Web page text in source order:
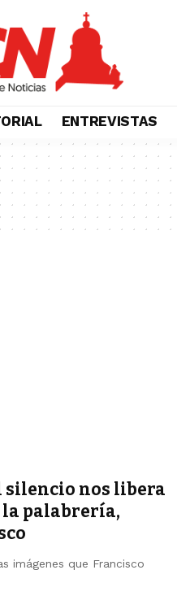
ENTREVISTAS
silencio nos libera
la palabrería,
imágenes que Francisco